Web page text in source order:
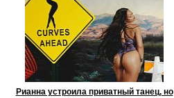
Рианна устроила приватный танец, но